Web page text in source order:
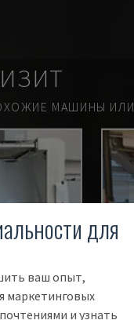
МАШИНЫ ИЛИ
для
ваш опыт,
маркетинговых
и узнать